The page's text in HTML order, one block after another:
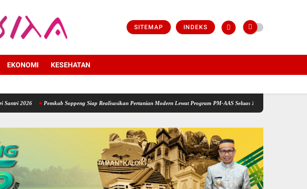
SITEMAP INDEKS
EKONOMI KESEHATAN
Pemkab Soppeng Siap Realisasikan Pertanian Modern Lewat Program PM-AAS Seluas 1 Juta Hektare Nasional